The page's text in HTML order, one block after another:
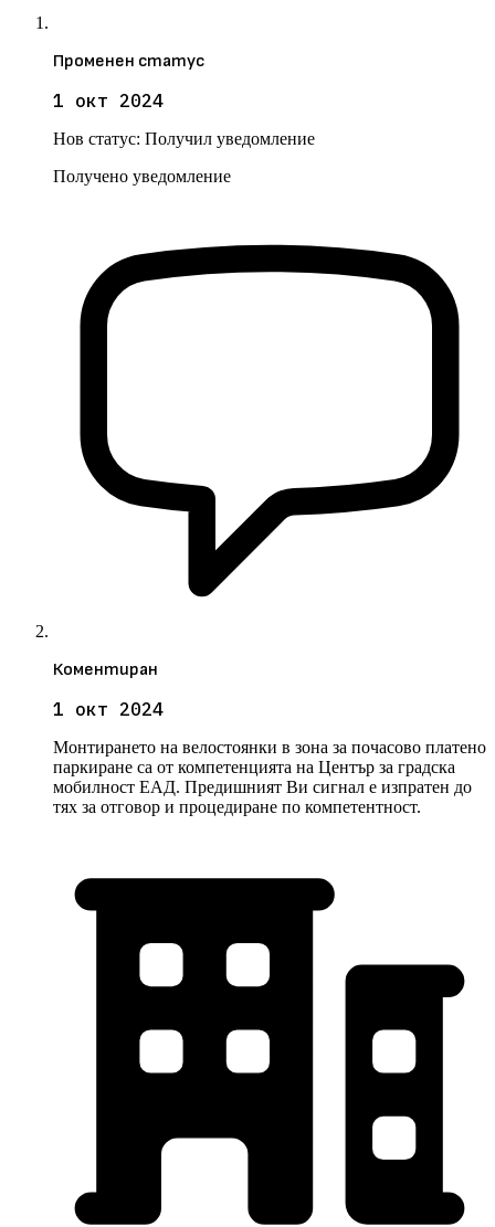
Променен статус
1 окт 2024
Нов статус: Получил уведомление
Получено уведомление
Коментиран
1 окт 2024
Монтирането на велостоянки в зона за почасово платено
паркиране са от компетенцията на Център за градска
мобилност ЕАД. Предишният Ви сигнал е изпратен до
тях за отговор и процедиране по компетентност.